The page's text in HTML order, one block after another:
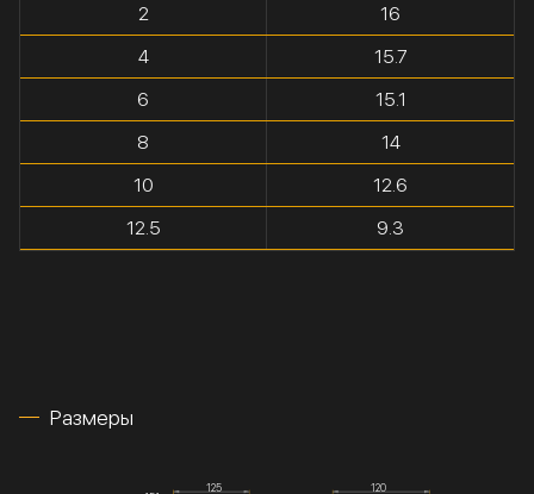
2
16
4
15.7
6
15.1
8
14
10
12.6
12.5
9.3
Размеры
125 120